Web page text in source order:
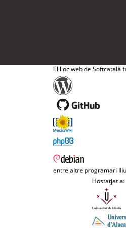
El lloc web de Softcatalà
entre altre programari
Hostatjat a: